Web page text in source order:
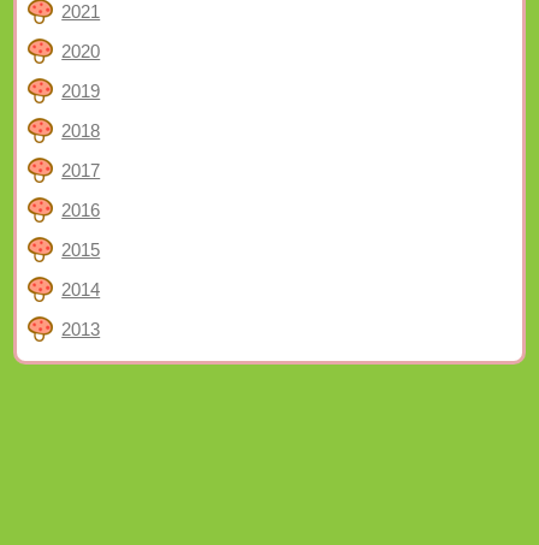
2021
2020
2019
2018
2017
2016
2015
2014
2013